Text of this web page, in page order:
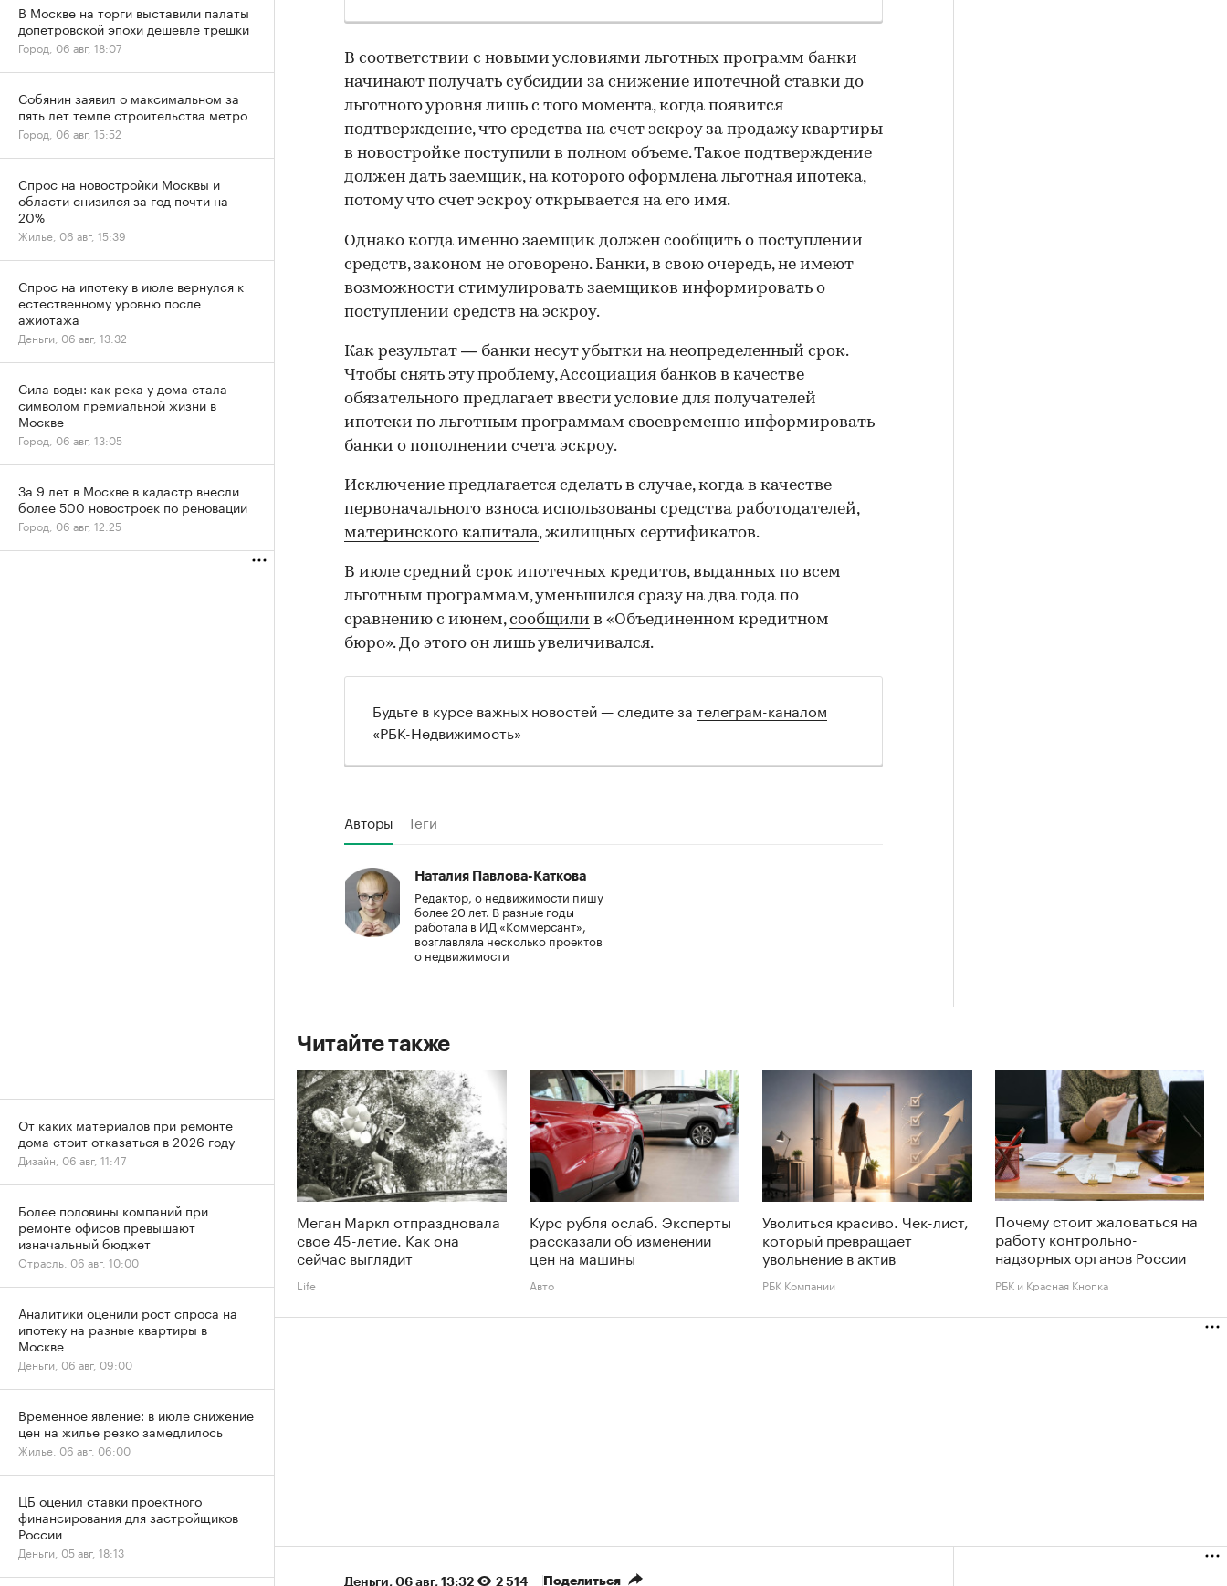
В соответствии с новыми условиями льготных программ банки
начинают получать субсидии за снижение ипотечной ставки до
льготного уровня лишь с того момента, когда появится
подтверждение, что средства на счет эскроу за продажу квартиры
в новостройке поступили в полном объеме. Такое подтверждение
должен дать заемщик, на которого оформлена льготная ипотека,
потому что счет эскроу открывается на его имя.
00:00 / 00:00
Однако когда именно заемщик должен сообщить о поступлении
средств, законом не оговорено. Банки, в свою очередь, не имеют
возможности стимулировать заемщиков информировать о
поступлении средств на эскроу.
Как результат — банки несут убытки на неопределенный срок.
Чтобы снять эту проблему, Ассоциация банков в качестве
обязательного предлагает ввести условие для получателей
ипотеки по льготным программам своевременно информировать
банки о пополнении счета эскроу.
Исключение предлагается сделать в случае, когда в качестве
первоначального взноса использованы средства работодателей,
материнского капитала, жилищных сертификатов.
В июле средний срок ипотечных кредитов, выданных по всем
льготным программам, уменьшился сразу на два года по
сравнению с июнем,сообщили в «Объединенном кредитном
бюро». До этого он лишь увеличивался.
Будьте в курсе важных новостей — следите за телеграм-каналом
«РБК-Недвижимость»
Авторы Теги
Наталия Павлова-Каткова
Редактор, о недвижимости пишу
более 20 лет. В разные годы
работала в ИД «Коммерсант»,
возглавляла несколько проектов
о недвижимости
Читайте также
Меган Маркл отпраздновала
свое 45-летие. Как она
сейчас выглядит
Life
Курс рубля ослаб. Эксперты
рассказали об изменении
цен на машины
Авто
Уволиться красиво. Чек-лист,
который превращает
увольнение в актив
РБК Компании
Почему стоит жаловаться на
работу контрольно-
надзорных органов России
РБК и Красная Кнопка
Деньги⁠, 06 авг, 13:32 2 514 Поделиться
В Москве на торги выставили палаты
допетровской эпохи дешевле трешки
Город, 06 авг, 18:07
Собянин заявил о максимальном за
пять лет темпе строительства метро
Город, 06 авг, 15:52
Спрос на новостройки Москвы и
области снизился за год почти на
20%
Жилье, 06 авг, 15:39
Спрос на ипотеку в июле вернулся к
естественному уровню после
ажиотажа
Деньги, 06 авг, 13:32
Сила воды: как река у дома стала
символом премиальной жизни в
Москве
Город, 06 авг, 13:05
За 9 лет в Москве в кадастр внесли
более 500 новостроек по реновации
Город, 06 авг, 12:25
От каких материалов при ремонте
дома стоит отказаться в 2026 году
Дизайн, 06 авг, 11:47
Более половины компаний при
ремонте офисов превышают
изначальный бюджет
Отрасль, 06 авг, 10:00
Аналитики оценили рост спроса на
ипотеку на разные квартиры в
Москве
Деньги, 06 авг, 09:00
Временное явление: в июле снижение
цен на жилье резко замедлилось
Жилье, 06 авг, 06:00
ЦБ оценил ставки проектного
финансирования для застройщиков
России
Деньги, 05 авг, 18:13